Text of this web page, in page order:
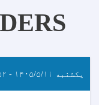
یکشنبه ۱۴۰۵/۵/۱۱ - ۱۴:۵۲